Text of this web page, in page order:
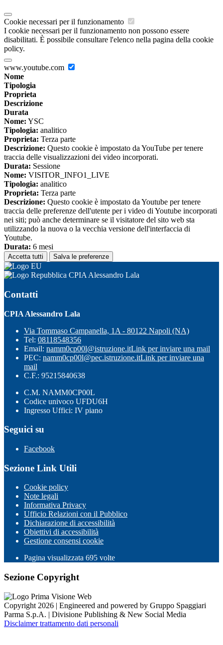
Cookie necessari per il funzionamento
I cookie necessari per il funzionamento non possono essere
disabilitati. È possibile consultare l'elenco nella pagina della cookie
policy.
www.youtube.com
Nome
Tipologia
Proprieta
Descrizione
Durata
Nome: YSC
Tipologia: analitico
Proprieta: Terza parte
Descrizione: Questo cookie è impostato da YouTube per tenere
traccia delle visualizzazioni dei video incorporati.
Durata: Sessione
Nome: VISITOR_INFO1_LIVE
Tipologia: analitico
Proprieta: Terza parte
Descrizione: Questo cookie è impostato da Youtube per tenere
traccia delle preferenze dell'utente per i video di Youtube incorporati
nei siti; può anche determinare se il visitatore del sito web sta
utilizzando la nuova o la vecchia versione dell'interfaccia di
Youtube.
Durata: 6 mesi
Accetta tutti Salva le preferenze
CPIA Alessandro Lala
Contatti
CPIA Alessandro Lala
Via Tommaso Campanella, 1A - 80122 Napoli (NA)
Tel: 08118548356
Email: namm0cp00l@istruzione.itLink per inviare una mail
PEC: namm0cp00l@pec.istruzione.itLink per inviare una
mail
C.F.: 95215840638
C.M. NAMM0CP00L
Codice univoco UFDU6H
Ingresso Uffici: IV piano
Seguici su
Facebook
Sezione Link Utili
Cookie policy
Note legali
Informativa Privacy
Ufficio Relazioni con il Pubblico
Dichiarazione di accessibilità
Obiettivi di accessibilità
Gestione consensi cookie
Pagina visualizzata 695 volte
Sezione Copyright
Copyright 2026 | Engineered and powered by Gruppo Spaggiari
Parma S.p.A. | Divisione Publishing & New Social Media
Disclaimer trattamento dati personali